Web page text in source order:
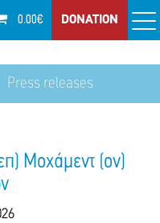
0.00€ DONATION
Press releases
Μοχάμεντ (ον)